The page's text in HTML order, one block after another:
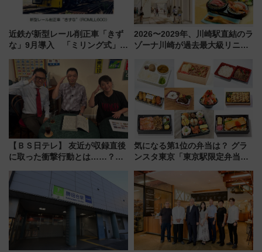
近鉄が新型レール削正車「きず
な」9月導入 「ミリング式」採
化！安全性や乗り心地の向上に
貢献するだけでなく、全線区で
活躍するための仕組みも
2026〜2029年、川崎駅直結のラ
ゾーナ川崎が過去最大級リニュ
「いつから何が変わるか」徹底
【ＢＳ日テレ】 友近が収録直後
に取った衝撃行動とは……？
で極上の夏祭り鉄道旅を放送
気になる第1位の弁当は？ グラ
ンスタ東京「東京駅限定弁当